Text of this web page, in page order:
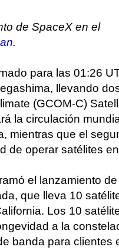
de SpaceX en el
.
para las 01:26
llevando
(GCOM-C)
la circulación
mientras que el
de operar satélites
el lanzamiento
que lleva 10
Los 10
a la
banda para clientes